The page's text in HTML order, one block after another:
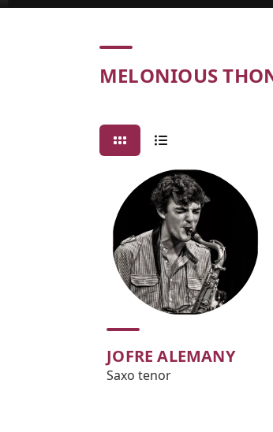
Concert
MELONIOUS
JOFRE ALEMANY
Saxo tenor